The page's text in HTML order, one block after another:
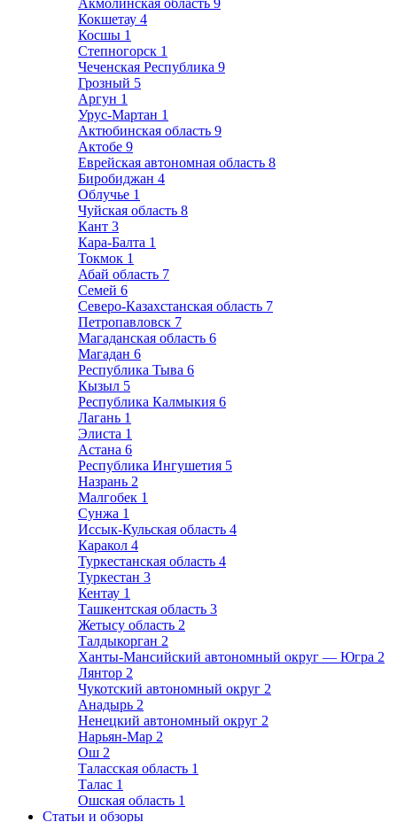
Акмолинская область 9
Кокшетау 4
Косшы 1
Степногорск 1
Чеченская Республика 9
Грозный 5
Аргун 1
Урус-Мартан 1
Актюбинская область 9
Актобе 9
Еврейская автономная область 8
Биробиджан 4
Облучье 1
Чуйская область 8
Кант 3
Кара-Балта 1
Токмок 1
Абай область 7
Семей 6
Северо-Казахстанская область 7
Петропавловск 7
Магаданская область 6
Магадан 6
Республика Тыва 6
Кызыл 5
Республика Калмыкия 6
Лагань 1
Элиста 1
Астана 6
Республика Ингушетия 5
Назрань 2
Малгобек 1
Сунжа 1
Иссык-Кульская область 4
Каракол 4
Туркестанская область 4
Туркестан 3
Кентау 1
Ташкентская область 3
Жетысу область 2
Талдыкорган 2
Ханты-Мансийский автономный округ — Югра 2
Лянтор 2
Чукотский автономный округ 2
Анадырь 2
Ненецкий автономный округ 2
Нарьян-Мар 2
Ош 2
Таласская область 1
Талас 1
Ошская область 1
Статьи и обзоры